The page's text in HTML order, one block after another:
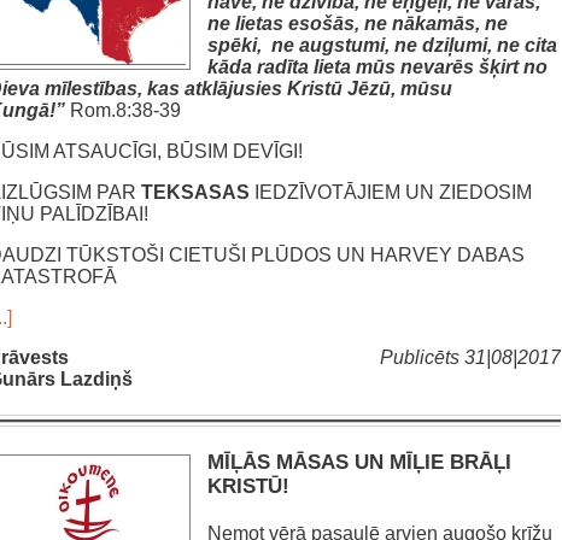
ne lietas esošās, ne nākamās, ne
spēki, ne augstumi, ne dziļumi, ne cita
kāda radīta lieta mūs nevarēs šķirt no
mīlestības, kas atklājusies Kristū Jēzū, mūsu
Rom.8:38-39
ATSAUCĪGI, BŪSIM DEVĪGI!
PAR TEKSASAS IEDZĪVOTĀJIEM UN ZIEDOSIM
PALĪDZĪBAI!
TŪKSTOŠI CIETUŠI PLŪDOS UN HARVEY DABAS
Publicēts 31|08|2017
Lazdiņš
MĪĻĀS MĀSAS UN MĪĻIE BRĀĻI
KRISTŪ!
Ņemot vērā pasaulē arvien augošo krīžu